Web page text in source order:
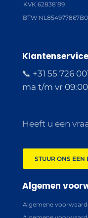
KVK 62838199
BTW
Klantenservice
📞 +31 55 726
ma t/m vr
Heeft u een
STUUR ONS EEN
Algemen
Algemene